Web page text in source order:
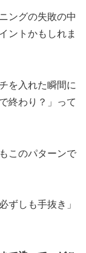
ングの失敗の中
ントかもしれま
を入れた瞬間に
終わり？」って
このパターンで
ずしも手抜き」